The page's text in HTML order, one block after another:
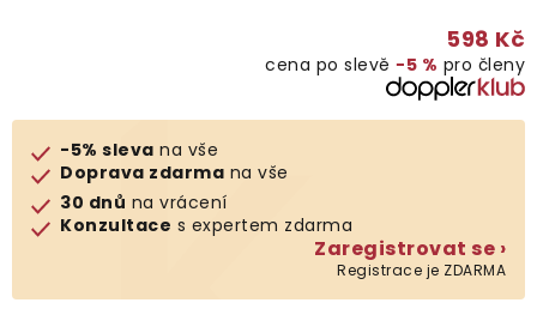
Prodávané značky
Klub výhod
Naše katalogy
598 Kč
cena po slevě −5 % pro členy
-5% sleva na vše
Doprava zdarma na vše
30 dnů na vrácení
Konzultace s expertem zdarma
Zaregistrovat se ›
Registrace je ZDARMA